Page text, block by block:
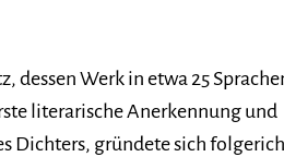
Werk in etwa 25
literarische Anerkennung und
Dichters, gründete sich